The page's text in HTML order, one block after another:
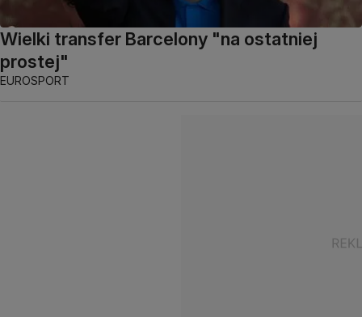
Wielki transfer Barcelony "na ostatniej
prostej"
EUROSPORT